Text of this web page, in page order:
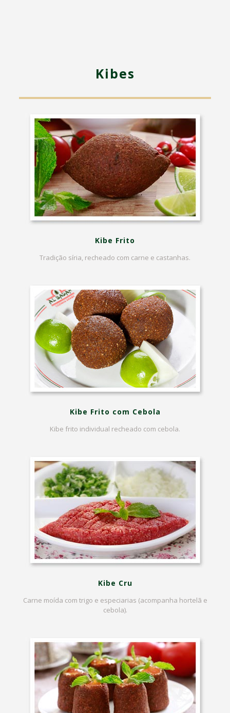
Kibes
Kibe Frito
Tradição síria, recheado com carne e castanhas.
Kibe Frito com Cebola
Kibe frito individual recheado com cebola.
Kibe Cru
Carne moída com trigo e especiarias (acompanha hortelã e
cebola).